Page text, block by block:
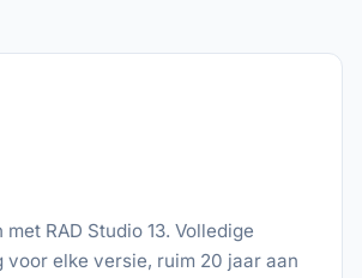
RAD Studio 13. Volledige
voor elke versie, ruim 20 jaar aan